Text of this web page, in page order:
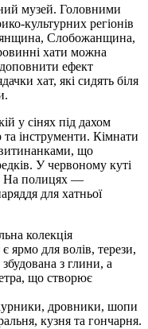
музей. Головними
культурних регіонів
Слобожанщина,
хати можна
ефект
хат, які сидять біля
у сінях під дахом
та інструменти. Кімнати
що
У червоному куті
На полицях —
для хатньої
колекція
ярмо для волів, терези,
з глини, а
що створює
дровники, шопи
кузня та гончарня.